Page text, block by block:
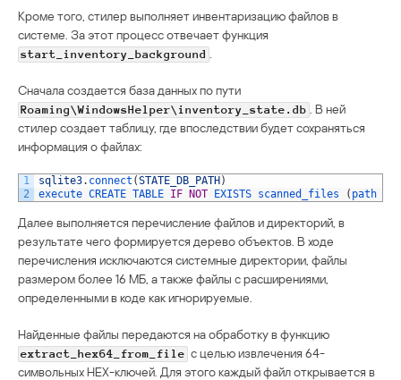
Кроме того, стилер выполняет инвентаризацию файлов в
системе. За этот процесс отвечает функция
start_inventory_background
Сначала создается база данных по пути
Roaming\WindowsHelper\inventory_state.db
. В ней
стилер создает таблицу, где впоследствии будет сохраняться
информация о файлах:
1
2
sqlite3. connect (STATE_DB_PATH)
execute CREATE TABLE IF NOT EXISTS scanned_files ( path
Далее выполняется перечисление файлов и директорий, в
результате чего формируется дерево объектов. В ходе
перечисления исключаются системные директории, файлы
размером более 16 МБ, а также файлы с расширениями,
определенными в коде как игнорируемые.
Найденные файлы передаются на обработку в функцию
extract_hex64_from_file с целью извлечения 64-
символьных HEX-ключей. Для этого каждый файл открывается в